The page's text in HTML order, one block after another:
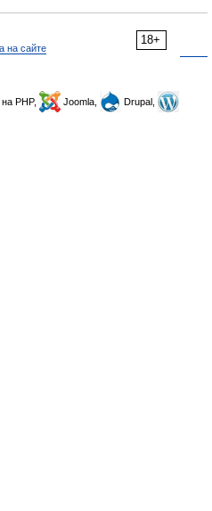
18+
на сайте
PHP, Joomla,
Drupal,